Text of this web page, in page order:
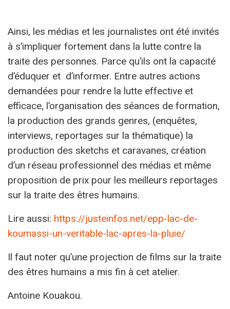
Ainsi, les médias et les journalistes ont été invités
à s’impliquer fortement dans la lutte contre la
traite des personnes. Parce qu’ils ont la capacité
d’éduquer et d’informer. Entre autres actions
demandées pour rendre la lutte effective et
efficace, l’organisation des séances de formation,
la production des grands genres, (enquêtes,
interviews, reportages sur la thématique) la
production des sketchs et caravanes, création
d’un réseau professionnel des médias et même
proposition de prix pour les meilleurs reportages
sur la traite des êtres humains.
Lire aussi: https://justeinfos.net/epp-lac-de-
koumassi-un-veritable-lac-apres-la-pluie/
Il faut noter qu’une projection de films sur la traite
des êtres humains a mis fin à cet atelier.
Antoine Kouakou.